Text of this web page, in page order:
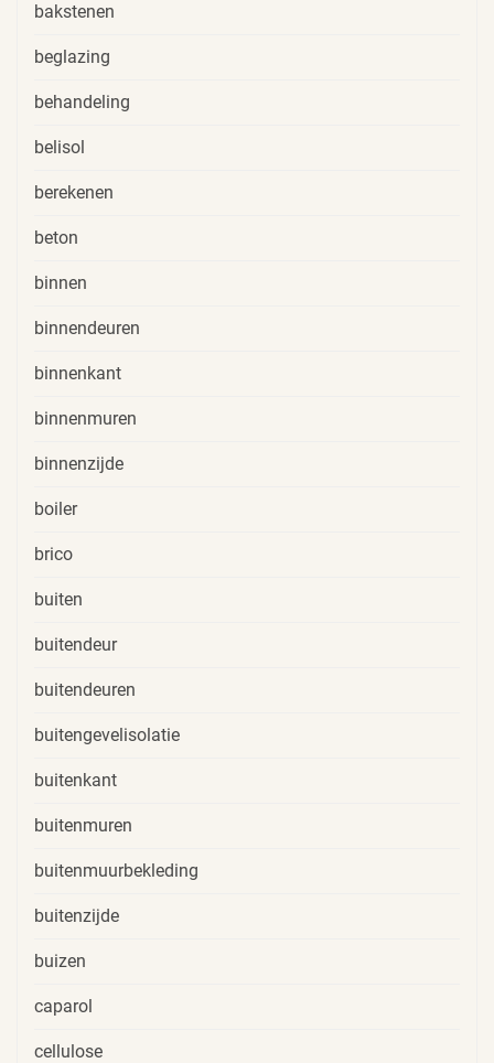
bakstenen
beglazing
behandeling
belisol
berekenen
beton
binnen
binnendeuren
binnenkant
binnenmuren
binnenzijde
boiler
brico
buiten
buitendeur
buitendeuren
buitengevelisolatie
buitenkant
buitenmuren
buitenmuurbekleding
buitenzijde
buizen
caparol
cellulose